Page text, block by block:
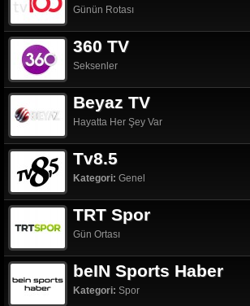
Günün Rotası
360 TV
Seksenler
Beyaz TV
Hayatta Her Şey Var
Tv8.5
Kategori: Genel
TRT Spor
Gün Ortası
beIN Sports Haber
Kategori: Spor